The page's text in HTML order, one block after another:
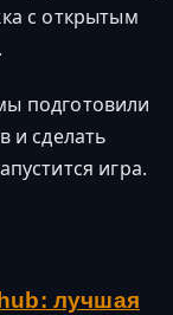
с открытым
подготовили
и сделать
игра.
лучшая